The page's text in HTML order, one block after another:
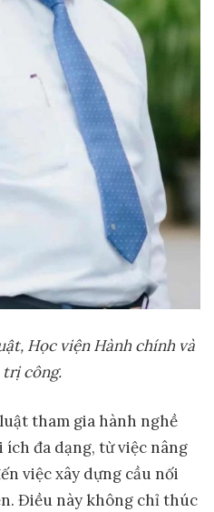
ật, Học viện Hành chính và
trịcông.
tham gia hành nghề
đa dạng, từ việc nâng
việc xây dựng cầu nối
Điều này không chỉ thúc